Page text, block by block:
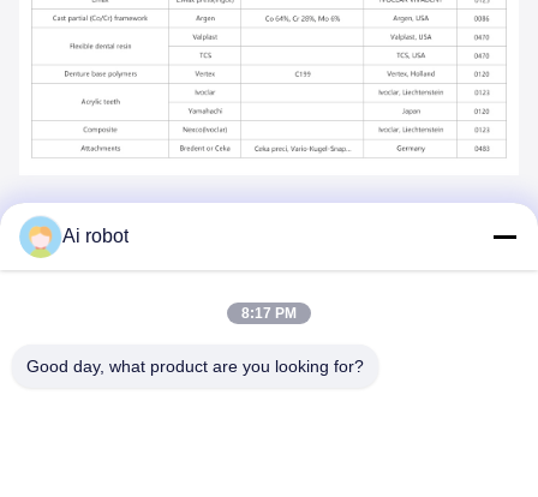
VIVI DENTAI
Ai robot
8:17 PM
Good day, what product are you looking for?